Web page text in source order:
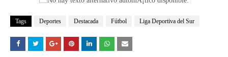
Tags Deportes Destacada Fútbol Liga Deportiva del Sur